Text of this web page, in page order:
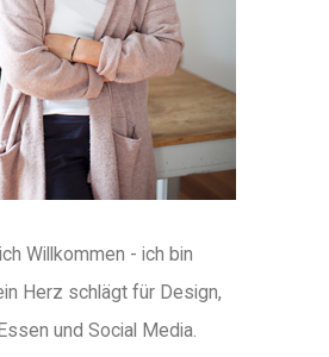
Willkommen - ich bin
Herz schlägt für Design,
und Social Media.